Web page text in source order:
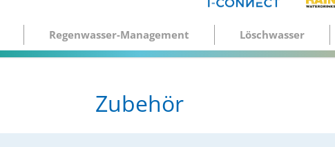
Regenwasser-Management Löschwasser
Zubehör